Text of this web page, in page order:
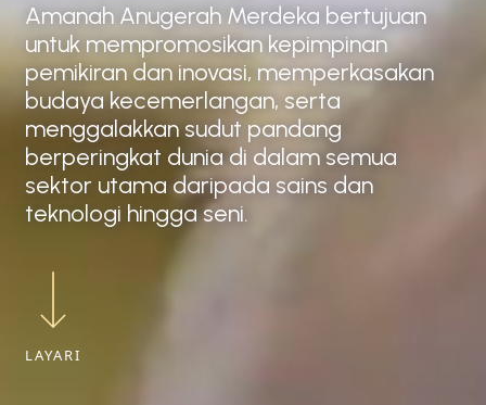
Amanah Anugerah Merdeka bertujuan
untuk mempromosikan kepimpinan
pemikiran dan inovasi, memperkasakan
budaya kecemerlangan, serta
menggalakkan sudut pandang
berperingkat dunia di dalam semua
sektor utama daripada sains dan
teknologi hingga seni.
LAYARI